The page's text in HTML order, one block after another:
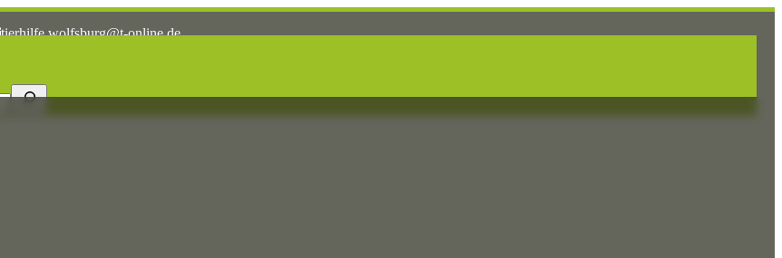
tierhilfe.wolfsburg@t-online.de